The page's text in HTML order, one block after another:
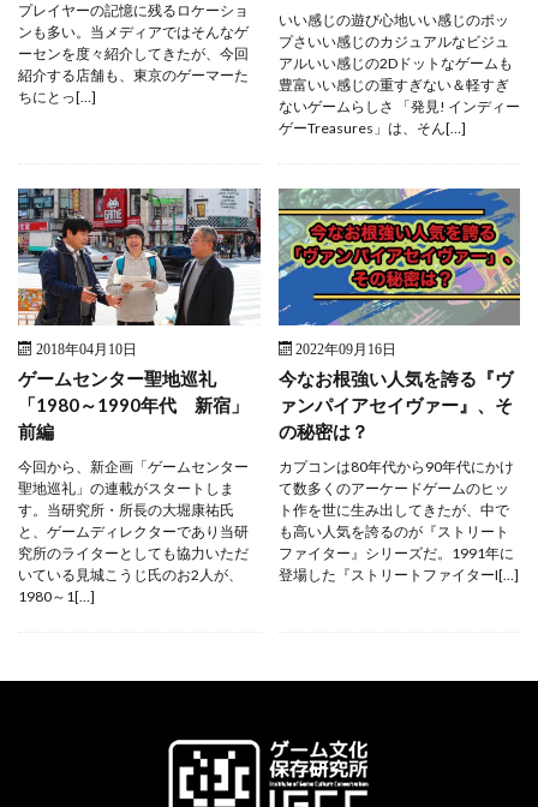
プレイヤーの記憶に残るロケーショ
ンも多い。当メディアではそんなゲ
ーセンを度々紹介してきたが、今回
紹介する店舗も、東京のゲーマーた
ちにとっ[…]
いい感じの遊び心地いい感じのポッ
プさいい感じのカジュアルなビジュ
アルいい感じの2Dドットなゲームも
豊富いい感じの重すぎない＆軽すぎ
ないゲームらしさ 「発見! インディー
ゲーTreasures」は、そん[…]
2018年04月10日
ゲームセンター聖地巡礼
「1980～1990年代 新宿」
前編
今回から、新企画「ゲームセンター
聖地巡礼」の連載がスタートしま
す。当研究所・所長の大堀康祐氏
と、ゲームディレクターであり当研
究所のライターとしても協力いただ
いている見城こうじ氏のお2人が、
1980～1[…]
2022年09月16日
今なお根強い人気を誇る『ヴ
ァンパイアセイヴァー』、そ
の秘密は？
カプコンは80年代から90年代にかけ
て数多くのアーケードゲームのヒッ
ト作を世に生み出してきたが、中で
も高い人気を誇るのが『ストリート
ファイター』シリーズだ。1991年に
登場した『ストリートファイターI[…]